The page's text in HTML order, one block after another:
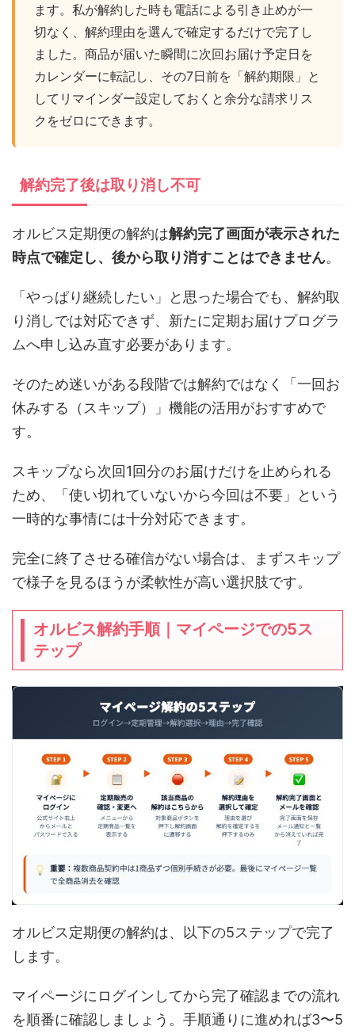
ます。私が解約した時も電話による引き止めが一
切なく、解約理由を選んで確定するだけで完了し
ました。商品が届いた瞬間に次回お届け予定日を
カレンダーに転記し、その7日前を「解約期限」と
してリマインダー設定しておくと余分な請求リス
クをゼロにできます。
解約完了後は取り消し不可
オルビス定期便の解約は解約完了画面が表示された
時点で確定し、後から取り消すことはできません。
「やっぱり継続したい」と思った場合でも、解約取
り消しでは対応できず、新たに定期お届けプログラ
ムへ申し込み直す必要があります。
そのため迷いがある段階では解約ではなく「一回お
休みする（スキップ）」機能の活用がおすすめで
す。
スキップなら次回1回分のお届けだけを止められる
ため、「使い切れていないから今回は不要」という
一時的な事情には十分対応できます。
完全に終了させる確信がない場合は、まずスキップ
で様子を見るほうが柔軟性が高い選択肢です。
オルビス解約手順｜マイページでの5ス
テップ
オルビス定期便の解約は、以下の5ステップで完了
します。
マイページにログインしてから完了確認までの流れ
を順番に確認しましょう。手順通りに進めれば3〜5